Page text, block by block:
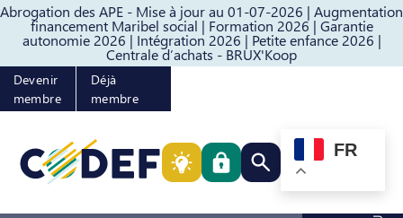
Abrogation des APE - Mise à jour au 01-07-2026 | Augmentation
financement Maribel social | Formation 2026 | Garantie
autonomie 2026 | Intégration 2026 | Petite enfance 2026 |
Centrale d’achats - BRUX'Koop
Passer au contenuPasser au pied de page
Devenir
membre
Déjà
membre
Rechercher quelque
FR